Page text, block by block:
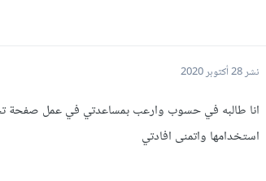
نشر28 أكتوبر 2020
انا طالبه في حسوب وارعب بمساعدتي في عمل صفحة
استخدامها واتمنى افادتي